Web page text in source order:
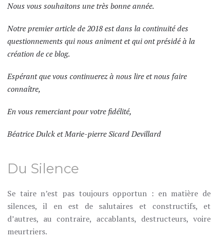
Nous vous souhaitons une très bonne année.
Notre premier article de 2018 est dans la continuité des
questionnements qui nous animent et qui ont présidé à la
création de ce blog.
Espérant que vous continuerez à nous lire et nous faire
connaître,
En vous remerciant pour votre fidélité,
Béatrice Dulck et Marie-pierre Sicard Devillard
Du Silence
Se taire n’est pas toujours opportun : en matière de
silences, il en est de salutaires et constructifs, et
d’autres, au contraire, accablants, destructeurs, voire
meurtriers.